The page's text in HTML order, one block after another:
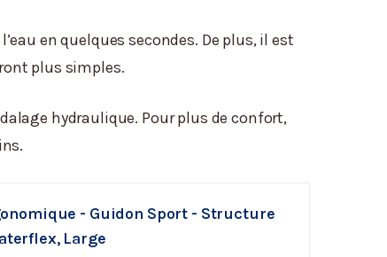
en quelques secondes. De plus, il est
plus simples.
hydraulique. Pour plus de confort,
- Guidon Sport - Structure
Large